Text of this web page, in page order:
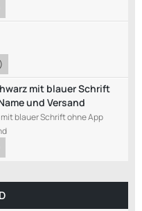
)
mit blauer Schrift
und Versand
blauer Schrift ohne App